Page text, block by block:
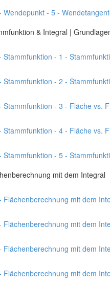
Wendepunkt - 5 -
& Integral |
Stammfunktion - 1 -
Stammfunktion - 2 -
Stammfunktion - 3 - Fläche vs.
Stammfunktion - 4 - Fläche vs.
Stammfunktion - 5 -
mit dem Integral
Flächenberechnung mit dem
Flächenberechnung mit dem
Flächenberechnung mit dem
Flächenberechnung mit dem